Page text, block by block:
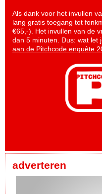
Als dank voor het invullen
lang gratis toegang tot
€65,-). Het invullen van de
dan 5 minuten. Dus: wat let
aan de Pitchcode enquête
adverteren